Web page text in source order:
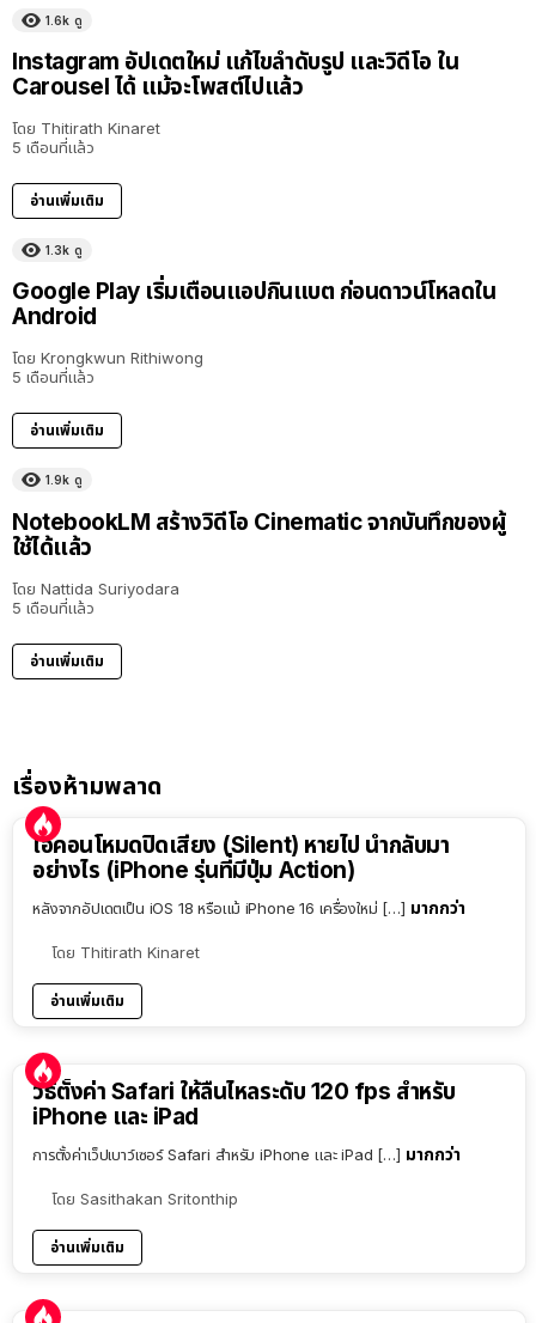
1.6k ดู
Instagram อัปเดตใหม่ แก้ไขลำดับรูป และวิดีโอ ใน
Carousel ได้ แม้จะโพสต์ไปแล้ว
โดย Thitirath Kinaret
5 เดือนที่แล้ว
อ่านเพิ่มเติม
1.3k ดู
Google Play เริ่มเตือนแอปกินแบต ก่อนดาวน์โหลดใน
Android
โดย Krongkwun Rithiwong
5 เดือนที่แล้ว
อ่านเพิ่มเติม
1.9k ดู
NotebookLM สร้างวิดีโอ Cinematic จากบันทึกของผู้
ใช้ได้แล้ว
โดย Nattida Suriyodara
5 เดือนที่แล้ว
อ่านเพิ่มเติม
เรื่องห้ามพลาด
ไอคอนโหมดปิดเสียง (Silent) หายไป นำกลับมา
อย่างไร (iPhone รุ่นที่มีปุ่ม Action)
หลังจากอัปเดตเป็น iOS 18 หรือแม้ iPhone 16 เครื่องใหม่ […] มากกว่า
โดย Thitirath Kinaret
อ่านเพิ่มเติม
วิธีตั้งค่า Safari ให้ลื่นไหลระดับ 120 fps สำหรับ
iPhone และ iPad
การตั้งค่าเว็ปเบาว์เซอร์ Safari สำหรับ iPhone และ iPad […] มากกว่า
โดย Sasithakan Sritonthip
อ่านเพิ่มเติม